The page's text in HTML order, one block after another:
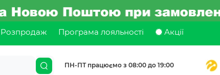
Розпродаж Програма лояльності Акції
ПН-ПТ працюємо з 08:00 до 19:00